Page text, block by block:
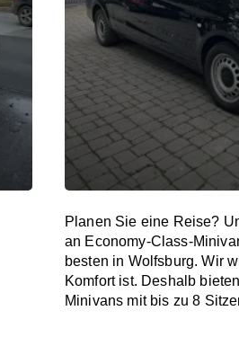
Planen Sie eine Reise?
an Economy-Class-
besten in Wolfsburg. Wir
Komfort ist. Deshalb
Minivans mit bis zu 8